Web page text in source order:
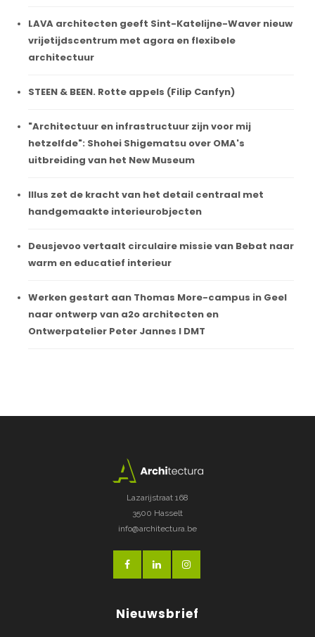
LAVA architecten geeft Sint-Katelijne-Waver nieuw
vrijetijdscentrum met agora en flexibele
architectuur
STEEN & BEEN. Rotte appels (Filip Canfyn)
"Architectuur en infrastructuur zijn voor mij
hetzelfde": Shohei Shigematsu over OMA's
uitbreiding van het New Museum
Illus zet de kracht van het detail centraal met
handgemaakte interieurobjecten
Deusjevoo vertaalt circulaire missie van Bebat naar
warm en educatief interieur
Werken gestart aan Thomas More-campus in Geel
naar ontwerp van a2o architecten en
Ontwerpatelier Peter Jannes I DMT
Lazarijstraat 168
3500 Hasselt
info@architectura.be
Nieuwsbrief